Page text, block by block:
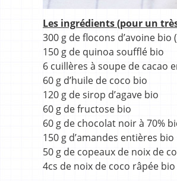
Les ingrédients (pour un
300 g de flocons d’avoine bio
150 g de quinoa soufflé bio
6 cuillères à soupe de cacao
60 g d’huile de coco bio
120 g de sirop d’agave bio
60 g de fructose bio
60 g de chocolat noir à 70%
150 g d’amandes entières bio
50 g de copeaux de noix de
4cs de noix de coco râpée bio